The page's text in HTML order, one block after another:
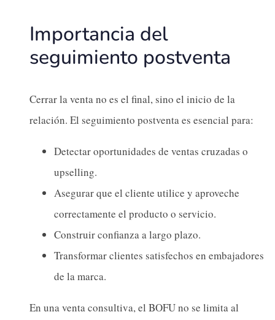
Importancia del
seguimiento postventa
Cerrar la venta no es el final, sino el inicio de la
relación. El seguimiento postventa es esencial para:
Detectar oportunidades de ventas cruzadas o
upselling.
Asegurar que el cliente utilice y aproveche
correctamente el producto o servicio.
Construir confianza a largo plazo.
Transformar clientes satisfechos en embajadores
de la marca.
En una venta consultiva, el BOFU no se limita al